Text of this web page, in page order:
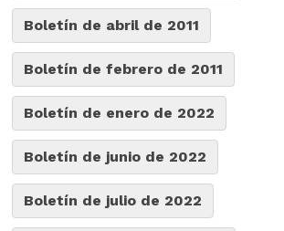
Boletín de abril de 2011
Boletín de febrero de 2011
Boletín de enero de 2022
Boletín de junio de 2022
Boletín de julio de 2022